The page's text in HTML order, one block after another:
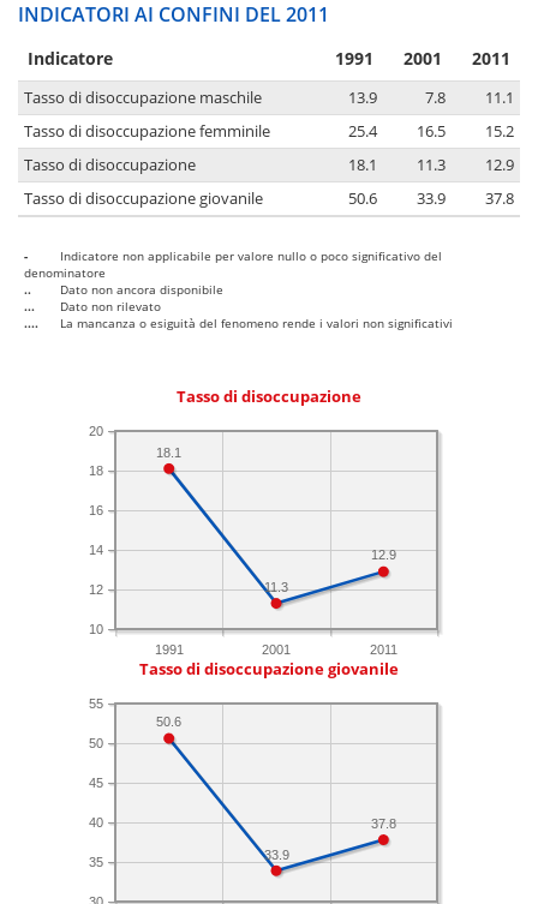
INDICATORI AI CONFINI DEL 2011
Indicatore 1991 2001 2011
Tasso di disoccupazione maschile 13.9 7.8
11.1
Tasso di disoccupazione femminile
25.4 16.5
15.2
Tasso di disoccupazione
18.1 11.3
12.9
Tasso di disoccupazione giovanile
50.6 33.9 37.8
-
Indicatore non applicabile per valore nullo o poco significativo del
denominatore
..
Dato non ancora disponibile
...
Dato non rilevato
....
La mancanza o esiguità del fenomeno rende i valori non significativi
Tasso di disoccupazione
1991 2001 2011
10
12
14
16
18
20
12.9
11.3
18.1
Tasso di disoccupazione giovanile
35
40
45
50
55
37.8
33.9
50.6